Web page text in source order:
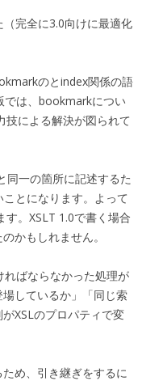
完全に3.0向けに最適化
のとindex関係の語
では、bookmarkについ
による解決が図られて
同一の箇所に記述するた
とになります。よって
。XSLT 1.0で書く場合
かもしれません。
ればならなかった処理が
しているか」「同じ索
XSLのプロパティで変
め、引き継ぎをするに